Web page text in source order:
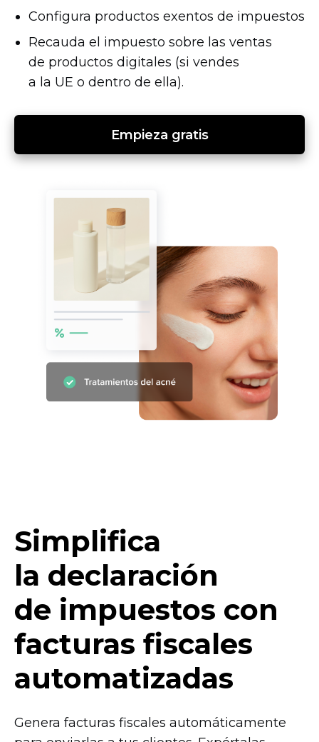
Configura productos exentos de impuestos
Recauda el impuesto sobre las ventas
de productos digitales (si vendes
a la UE o dentro de ella).
Empieza gratis
Simplifica
la declaración
de impuestos con
facturas fiscales
automatizadas
Genera facturas fiscales automáticamente